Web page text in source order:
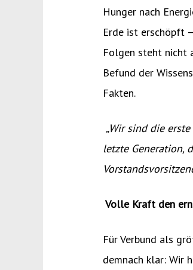
Hunger nach
Erde ist erschöpft
Folgen steht nicht
Befund der
Fakten.
„Wir sind die
letzte Generation,
Volle Kraft den
Für Verbund als
demnach klar: Wir